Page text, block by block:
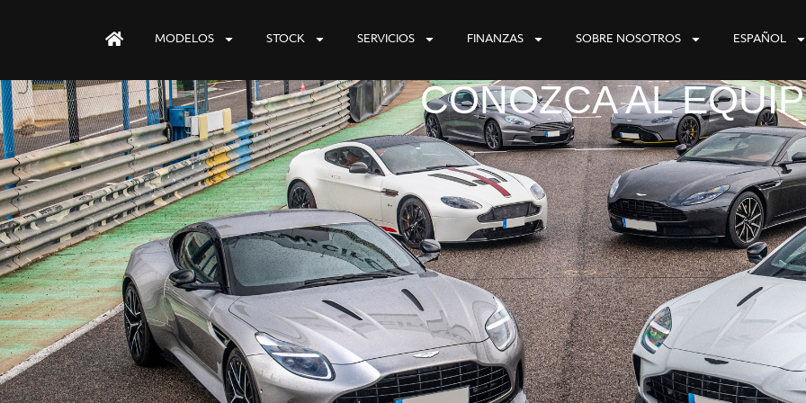
MODELOS STOCK SERVICIOS FINANZAS SOBRE NOSOTROS ESPAÑOL
CONOZCA AL